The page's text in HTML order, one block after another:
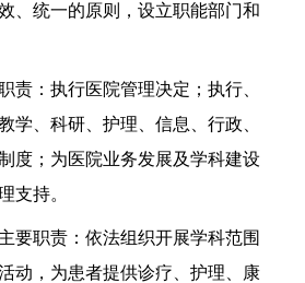
、统一的原则，设立职能部门和
责：执行医院管理决定；执行、
学、科研、护理、信息、行政、
度；为医院业务发展及学科建设
支持。
要职责：依法组织开展学科范围
动，为患者提供诊疗、护理、康